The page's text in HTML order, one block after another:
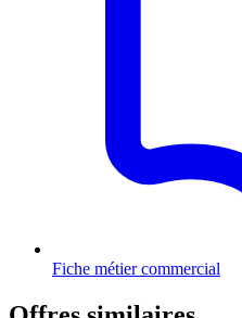
Fiche métier commercial